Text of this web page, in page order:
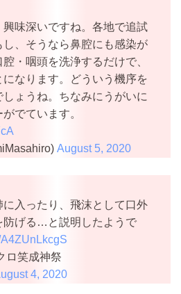
興味深いですね。各地で追試
し、そうなら鼻腔にも感染が
・咽頭を洗浄するだけで、
なります。どういう機序を
ょうね。ちなみにうがいに
でています。
August 5, 2020
入ったり、飛沫として口外
防げる…と説明したようで
ロ笑成神祭
4, 2020